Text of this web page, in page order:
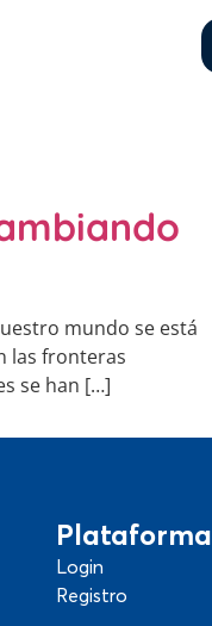
mundo se está
las fronteras
se han […]
Plataforma
Login
Registro